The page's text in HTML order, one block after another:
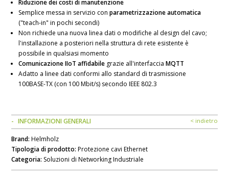
Riduzione dei costi di manutenzione
Semplice messa in servizio con parametrizzazione automatica
("teach-in" in pochi secondi)
Non richiede una nuova linea dati o modifiche al design del cavo;
l'installazione a posteriori nella struttura di rete esistente è
possibile in qualsiasi momento
Comunicazione IIoT affidabilegrazie all'interfaccia MQTT
Adatto a linee dati conformi allo standard di trasmissione
100BASE-TX (con 100 Mbit/s) secondo IEEE 802.3
INFORMAZIONI GENERALI < indietro
Brand: Helmholz
Tipologia di prodotto: Protezione cavi Ethernet
Categoria: Soluzioni di Networking Industriale